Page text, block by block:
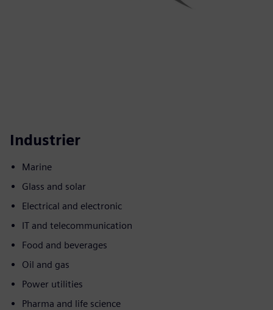
Industrier
Marine
Glass and solar
Electrical and electronic
IT and telecommunication
Food and beverages
Oil and gas
Power utilities
Pharma and life science